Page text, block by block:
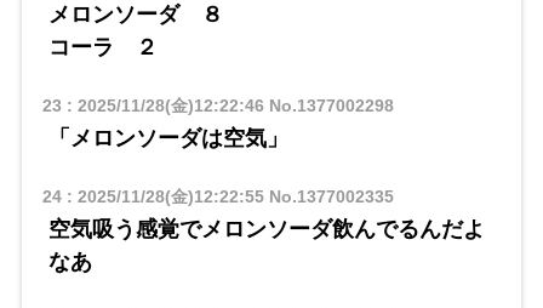
メロンソーダ ８
コーラ ２
23 : 2025/11/28(金)12:22:46 No.1377002298
「メロンソーダは空気」
24: 2025/11/28(金)12:22:55No.1377002335
空気吸う感覚でメロンソーダ飲んでるんだよ
なあ